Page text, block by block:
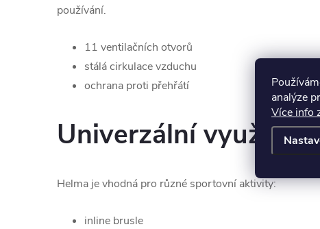
analýze
Více info
používání.
11 ventilačních otvorů
stálá cirkulace vzduchu
ochrana proti přehřátí
Univerzální využití
Helma je vhodná pro různé sportovní aktivity:
inline brusle